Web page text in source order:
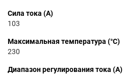
Сила тока (А)
103
Максимальная температура (°C)
230
Диапазон регулирования тока (А)